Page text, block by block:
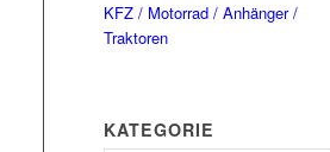
KFZ / Motorrad / Anhänger /
Traktoren
KATEGORIE